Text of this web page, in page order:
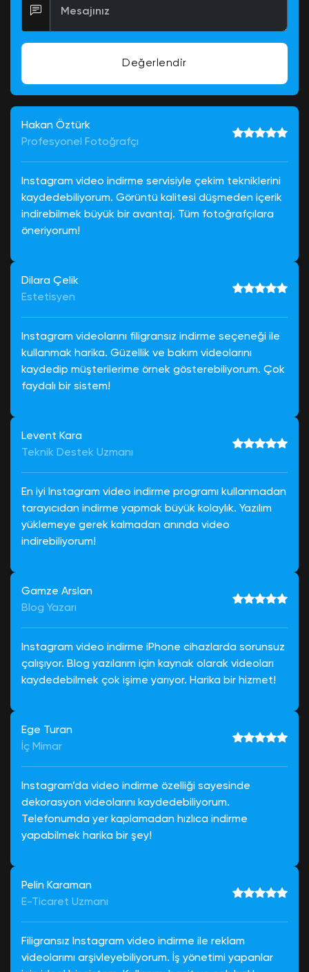
Mesajınız
Değerlendir
Hakan Öztürk
Profesyonel Fotoğrafçı
Instagram video indirme servisiyle çekim tekniklerini
kaydedebiliyorum. Görüntü kalitesi düşmeden içerik
indirebilmek büyük bir avantaj. Tüm fotoğrafçılara
öneriyorum!
Dilara Çelik
Estetisyen
Instagram videolarını filigransız indirme seçeneği ile
kullanmak harika. Güzellik ve bakım videolarını
kaydedip müşterilerime örnek gösterebiliyorum. Çok
faydalı bir sistem!
Levent Kara
Teknik Destek Uzmanı
En iyi Instagram video indirme programı kullanmadan
tarayıcıdan indirme yapmak büyük kolaylık. Yazılım
yüklemeye gerek kalmadan anında video
indirebiliyorum!
Gamze Arslan
Blog Yazarı
Instagram video indirme iPhone cihazlarda sorunsuz
çalışıyor. Blog yazılarım için kaynak olarak videoları
kaydedebilmek çok işime yarıyor. Harika bir hizmet!
Ege Turan
İç Mimar
Instagram’da video indirme özelliği sayesinde
dekorasyon videolarını kaydedebiliyorum.
Telefonumda yer kaplamadan hızlıca indirme
yapabilmek harika bir şey!
Pelin Karaman
E-Ticaret Uzmanı
Filigransız Instagram video indirme ile reklam
videolarımı arşivleyebiliyorum. İş yönetimi yapanlar